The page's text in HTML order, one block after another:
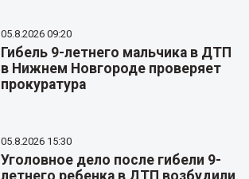
05.8.2026 09:20
Гибель 9-летнего мальчика в ДТП
в Нижнем Новгороде проверяет
прокуратура
05.8.2026 15:30
Уголовное дело после гибели 9-
летнего ребенка в ДТП возбудили